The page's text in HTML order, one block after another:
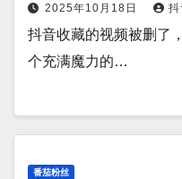
2025年10月18日
抖音收藏的视频被删了
个充满魔力的…
番茄粉丝